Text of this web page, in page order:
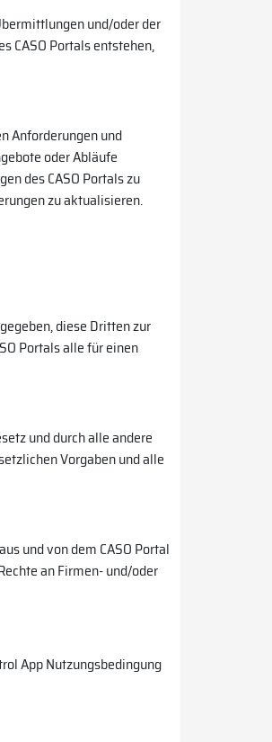
und/oder der
CASO Portals entstehen,
Anforderungen und
oder Abläufe
des CASO Portals zu
zu aktualisieren.
diese Dritten zur
Portals alle für einen
und durch alle andere
Vorgaben und alle
und von dem CASO Portal
an Firmen- und/oder
App Nutzungsbedingung